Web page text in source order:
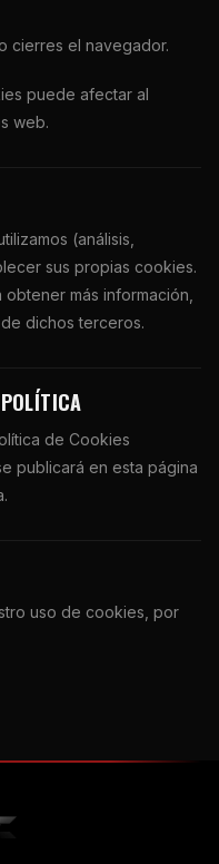
cierres el navegador.
puede afectar al
web.
(análisis,
sus propias cookies.
más información,
dichos terceros.
de Cookies
publicará en esta página
uso de cookies, por